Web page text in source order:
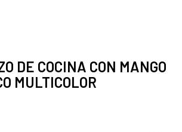
DE COCINA CON MANGO
MULTICOLOR